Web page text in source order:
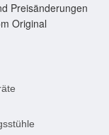
Preisänderungen
Original